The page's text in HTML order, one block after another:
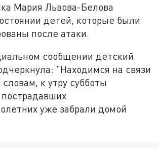
Мария Львова-Белова
детей, которые были
после атаки.
сообщении детский
"Находимся на связи
к утру субботы
уже забрали домой